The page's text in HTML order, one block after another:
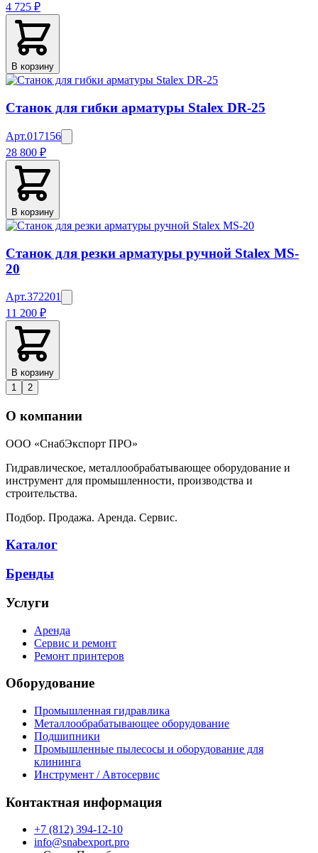
4 725 ₽
В корзину
Станок для гибки арматуры Stalex DR-25
Арт.017156
28 800 ₽
В корзину
Станок для резки арматуры ручной Stalex MS-
20
Арт.372201
11 200 ₽
В корзину
1
2
О компании
ООО «СнабЭкспорт ПРО»
Гидравлическое, металлообрабатывающее оборудование и
инструмент для промышленности, производства и
строительства.
Подбор. Продажа. Аренда. Сервис.
Каталог
Бренды
Услуги
Аренда
Сервис и ремонт
Ремонт принтеров
Оборудование
Промышленная гидравлика
Металлообрабатывающее оборудование
Подшипники
Промышленные пылесосы и оборудование для
клининга
Инструмент / Автосервис
Контактная информация
+7 (812) 394-12-10
info@snabexport.pro